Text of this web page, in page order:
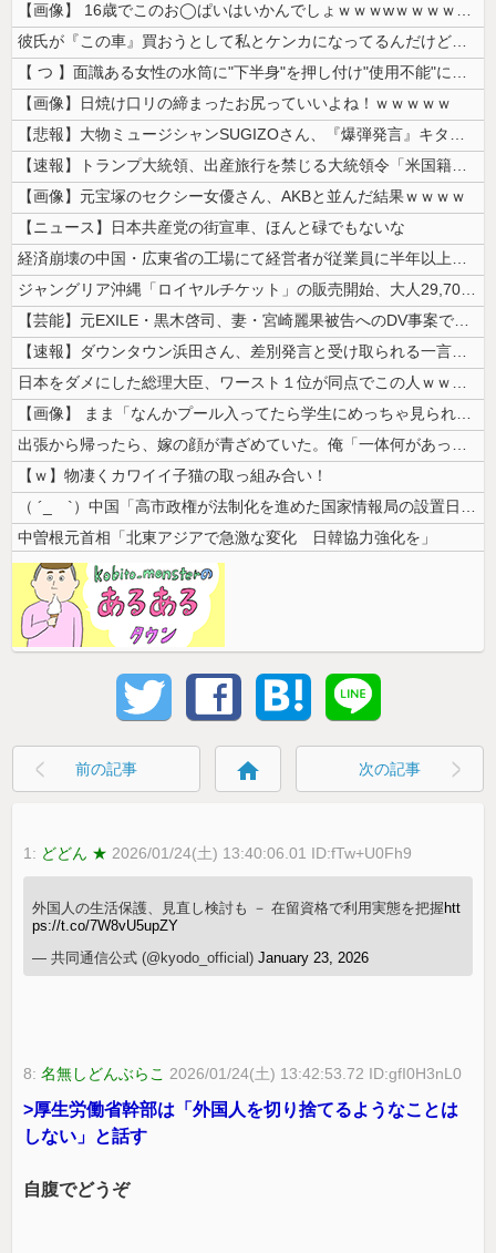
【画像】 16歳でこのお◯ぱいはいかんでしょｗｗｗwｗｗｗｗｗｗｗｗ❤
彼氏が『この車』買おうとして私とケンカになってるんだけどｗｗｗｗｗｗ
【 つ 】面識ある女性の水筒に"下半身"を押し付け"使用不能"にした疑...
【画像】日焼け口リの締まったお尻っていいよね！ｗｗｗｗｗ
【悲報】大物ミュージシャンSUGIZOさん、『爆弾発言』キタァアアアア...
【速報】トランプ大統領、出産旅行を禁じる大統領令「米国籍取得を目的とし...
【画像】元宝塚のセクシー女優さん、AKBと並んだ結果ｗｗｗｗ
【ニュース】日本共産党の街宣車、ほんと碌でもないな
経済崩壊の中国・広東省の工場にて経営者が従業員に半年以上給料未払いした...
ジャングリア沖縄「ロイヤルチケット」の販売開始、大人29,700円にｗ...
【芸能】元EXILE・黒木啓司、妻・宮崎麗果被告へのDV事案で逮捕され...
【速報】ダウンタウン浜田さん、差別発言と受け取られる一言で炎上ｗｗｗｗ...
日本をダメにした総理大臣、ワースト１位が同点でこの人ｗｗｗｗｗｗ
【画像】 まま「なんかプール入ってたら学生にめっちゃ見られたw」
出張から帰ったら、嫁の顔が青ざめていた。俺「一体何があったんだ？」嫁「...
【ｗ】物凄くカワイイ子猫の取っ組み合い！
（ ´_ゝ`）中国「高市政権が法制化を進めた国家情報局の設置日が7月3...
中曽根元首相「北東アジアで急激な変化 日韓協力強化を」
前の記事 home 次の記事
1: どどん ★ 2026/01/24(土) 13:40:06.01 ID:fTw+U0Fh9
外国人の生活保護、見直し検討も － 在留資格で利用実態を把握 htt
ps://t.co/7W8vU5upZY
— 共同通信公式 (@kyodo_official)January 23, 2026
8:名無しどんぶらこ 2026/01/24(土) 13:42:53.72 ID:gfI0H3nL0
>厚生労働省幹部は「外国人を切り捨てるようなことは
しない」と話す
自腹でどうぞ